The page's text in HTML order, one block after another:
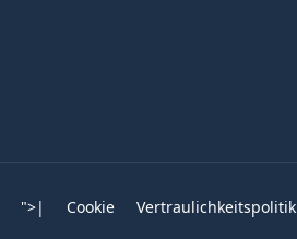
">| Cookie Vertraulichkeitspolitik